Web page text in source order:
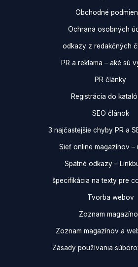
Obchodné
Ochrana osobných
odkazy z redakčných
PR a reklama – aké sú
PR články
Registrácia do
SEO článok
3 najčastejšie chyby PR a
Sieť online magazínov –
Spätné odkazy –
špecifikácia na texty pre
Tvorba webov
Zoznam
Zoznam magazínov a
Zásady používania